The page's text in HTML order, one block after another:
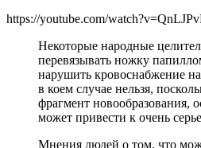
https://youtube.com/
Некоторые народные
перевязывать ножку
нарушить кровоснабжение
в коем случае нельзя,
фрагмент новообразования,
может привести к очень
Мнения людей о том, что